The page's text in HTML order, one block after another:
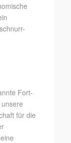
Fort-
für die